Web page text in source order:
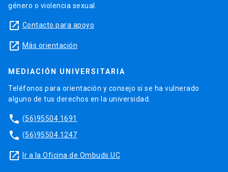
género o violencia sexual.
launch Contacto para apoyo
launch Más orientación
MEDIACIÓN UNIVERSITARIA
Teléfonos para orientación y consejo si se ha vulnerado
alguno de tus derechos en la universidad.
phone (56)95504 1691
phone (56)95504 1247
launch Ir a la Oficina de Ombuds UC